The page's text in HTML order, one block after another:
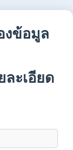
งข้อมูล
ะเอียด